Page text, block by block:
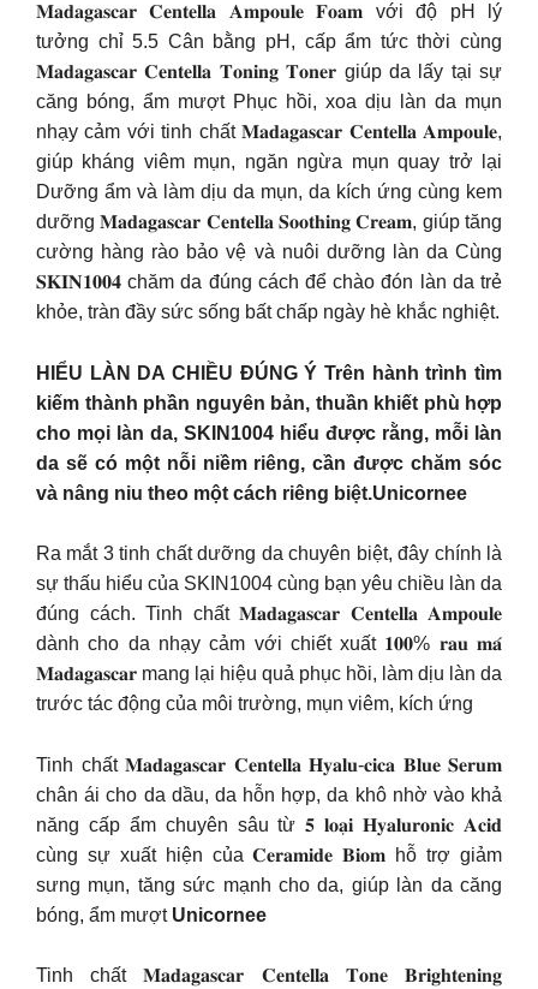
𝐌𝐚𝐝𝐚𝐠𝐚𝐬𝐜𝐚𝐫 𝐂𝐞𝐧𝐭𝐞𝐥𝐥𝐚 𝐀𝐦𝐩𝐨𝐮𝐥𝐞 𝐅𝐨𝐚𝐦 với độ pH lý
tưởng chỉ 5.5 Cân bằng pH, cấp ẩm tức thời cùng
𝐌𝐚𝐝𝐚𝐠𝐚𝐬𝐜𝐚𝐫 𝐂𝐞𝐧𝐭𝐞𝐥𝐥𝐚 𝐓𝐨𝐧𝐢𝐧𝐠 𝐓𝐨𝐧𝐞𝐫 giúp da lấy tại sự
căng bóng, ẩm mượt Phục hồi, xoa dịu làn da mụn
nhạy cảm với tinh chất 𝐌𝐚𝐝𝐚𝐠𝐚𝐬𝐜𝐚𝐫 𝐂𝐞𝐧𝐭𝐞𝐥𝐥𝐚 𝐀𝐦𝐩𝐨𝐮𝐥𝐞,
giúp kháng viêm mụn, ngăn ngừa mụn quay trở lại
Dưỡng ẩm và làm dịu da mụn, da kích ứng cùng kem
dưỡng 𝐌𝐚𝐝𝐚𝐠𝐚𝐬𝐜𝐚𝐫 𝐂𝐞𝐧𝐭𝐞𝐥𝐥𝐚 𝐒𝐨𝐨𝐭𝐡𝐢𝐧𝐠 𝐂𝐫𝐞𝐚𝐦, giúp tăng
cường hàng rào bảo vệ và nuôi dưỡng làn da Cùng
𝐒𝐊𝐈𝐍𝟏𝟎𝟎𝟒 chăm da đúng cách để chào đón làn da trẻ
khỏe, tràn đầy sức sống bất chấp ngày hè khắc nghiệt.
HIỂU LÀN DA CHIỀU ĐÚNG Ý Trên hành trình tìm
kiếm thành phần nguyên bản, thuần khiết phù hợp
cho mọi làn da, SKIN1004 hiểu được rằng, mỗi làn
da sẽ có một nỗi niềm riêng, cần được chăm sóc
và nâng niu theo một cách riêng biệt.Unicornee
Ra mắt 3 tinh chất dưỡng da chuyên biệt, đây chính là
sự thấu hiểu của SKIN1004 cùng bạn yêu chiều làn da
đúng cách. Tinh chất 𝐌𝐚𝐝𝐚𝐠𝐚𝐬𝐜𝐚𝐫 𝐂𝐞𝐧𝐭𝐞𝐥𝐥𝐚 𝐀𝐦𝐩𝐨𝐮𝐥𝐞
dành cho da nhạy cảm với chiết xuất 𝟏𝟎𝟎% 𝐫𝐚𝐮 𝐦𝐚́
𝐌𝐚𝐝𝐚𝐠𝐚𝐬𝐜𝐚𝐫 mang lại hiệu quả phục hồi, làm dịu làn da
trước tác động của môi trường, mụn viêm, kích ứng
Tinh chất 𝐌𝐚𝐝𝐚𝐠𝐚𝐬𝐜𝐚𝐫 𝐂𝐞𝐧𝐭𝐞𝐥𝐥𝐚 𝐇𝐲𝐚𝐥𝐮-𝐜𝐢𝐜𝐚 𝐁𝐥𝐮𝐞 𝐒𝐞𝐫𝐮𝐦
chân ái cho da dầu, da hỗn hợp, da khô nhờ vào khả
năng cấp ẩm chuyên sâu từ 𝟓 𝐥𝐨𝐚̣𝐢 𝐇𝐲𝐚𝐥𝐮𝐫𝐨𝐧𝐢𝐜 𝐀𝐜𝐢𝐝
cùng sự xuất hiện của 𝐂𝐞𝐫𝐚𝐦𝐢𝐝𝐞 𝐁𝐢𝐨𝐦 hỗ trợ giảm
sưng mụn, tăng sức mạnh cho da, giúp làn da căng
bóng, ẩm mượt Unicornee
Tinh chất 𝐌𝐚𝐝𝐚𝐠𝐚𝐬𝐜𝐚𝐫 𝐂𝐞𝐧𝐭𝐞𝐥𝐥𝐚 𝐓𝐨𝐧𝐞 𝐁𝐫𝐢𝐠𝐡𝐭𝐞𝐧𝐢𝐧𝐠